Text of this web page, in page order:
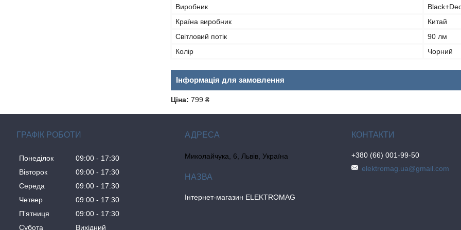
Виробник
Країна виробник
Китай
Світловий потік
90 лм
Колір
Чорний
Інформація для замовлення
Ціна: 799 ₴
ГРАФІК РОБОТИ
Понеділок 09:00
17:30
Вівторок
09:00
17:30
Середа
09:00
17:30
Четвер
09:00
17:30
Пʼятниця
09:00
17:30
Субота
Вихідний
Миколайчука, 6, Львів, Україна
Інтернет-магазин ELEKTROMAG
+380 (66) 001-99-50
elektromag.ua@gmail.com